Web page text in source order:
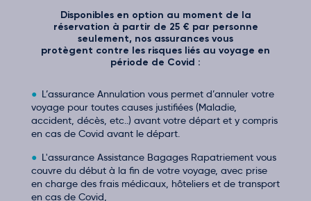
Disponibles en option au moment de la
réservation à partir de 25 € par personne
seulement, nos assurances vous
protègent contre les risques liés au voyage en
période de Covid :
L’assurance Annulation vous permet d’annuler votre
voyage pour toutes causes justifiées (Maladie,
accident, décès, etc..) avant votre départ et y compris
en cas de Covid avant le départ.
L'assurance Assistance Bagages Rapatriement vous
couvre du début à la fin de votre voyage, avec prise
en charge des frais médicaux, hôteliers et de transport
en cas de Covid,